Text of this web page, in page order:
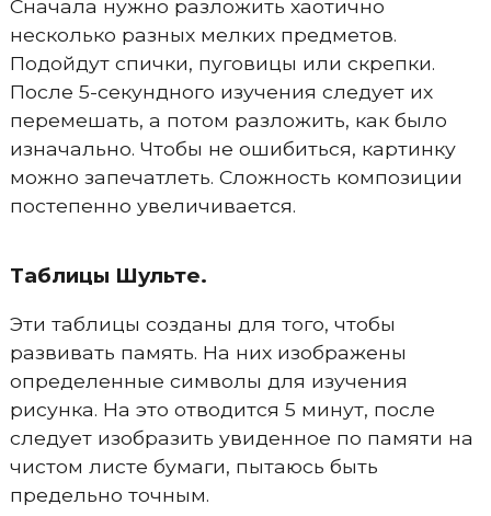
Сначала нужно разложить хаотично
несколько разных мелких предметов.
Подойдут спички, пуговицы или скрепки.
После 5-секундного изучения следует их
перемешать, а потом разложить, как было
изначально. Чтобы не ошибиться, картинку
можно запечатлеть. Сложность композиции
постепенно увеличивается.
Таблицы Шульте.
Эти таблицы созданы для того, чтобы
развивать память. На них изображены
определенные символы для изучения
рисунка. На это отводится 5 минут, после
следует изобразить увиденное по памяти на
чистом листе бумаги, пытаюсь быть
предельно точным.